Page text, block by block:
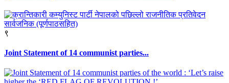
९
Joint Statement of 14 communist parties...